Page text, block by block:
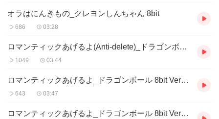
オラはにんきもの_クレヨンしんちゃん 8bit
686 03:28
ロマンティックあげるよ(Anti-delete)_ドラゴンボール 8bit Version1
1049 03:44
ロマンティックあげるよ_ドラゴンボール 8bit Version2
643 03:47
ロマンティックあげるよ_ドラゴンボール 8bit Version3